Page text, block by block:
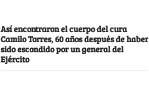
Así encontraron el cuerpo del cura
Camilo Torres, 60 años después de haber
sido escondido por un general del
Ejército